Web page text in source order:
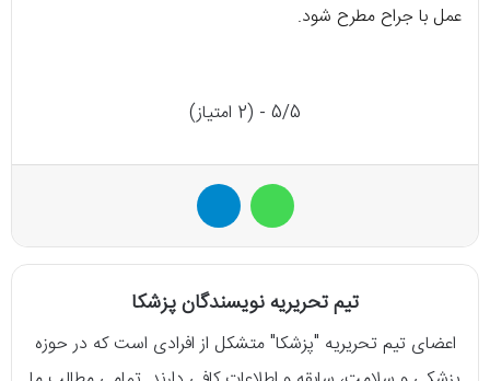
عمل با جراح مطرح شود.
5/5 - (2 امتیاز)
واتس آپ
تیم تحریریه نویسندگان پزشکا
اعضای تیم تحریریه "پزشکا" متشکل از افرادی است که در حوزه